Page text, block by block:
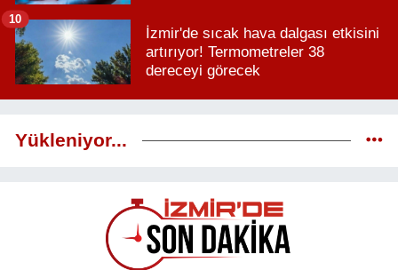
İzmir'de sıcak hava dalgası etkisini
artırıyor! Termometreler 38
dereceyi görecek
10
Yükleniyor...